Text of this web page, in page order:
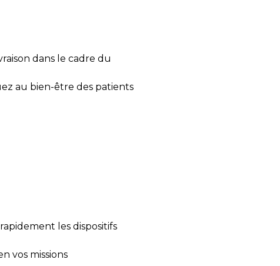
dans le cadre du
au bien-être des patients
les dispositifs
vos missions